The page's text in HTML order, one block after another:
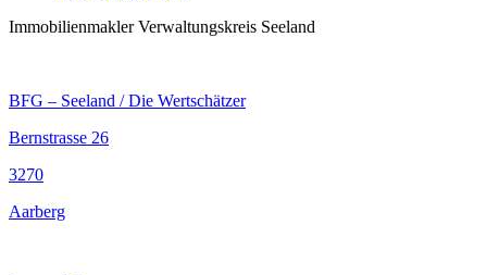
Immobilienmakler Verwaltungskreis Seeland
BFG – Seeland / Die Wertschätzer
Bernstrasse 26
3270
Aarberg